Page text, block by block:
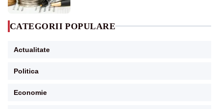
CATEGORII POPULARE
Actualitate
Politica
Economie